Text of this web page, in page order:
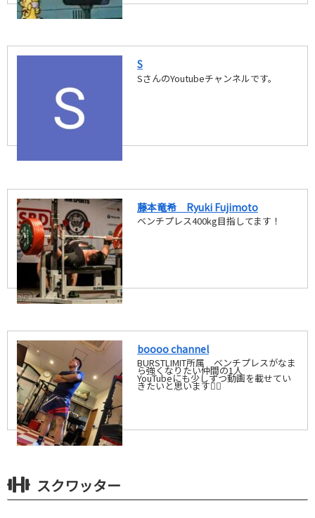
S
SさんのYoutubeチャンネルです。
藤本竜希 Ryuki Fujimoto
ベンチプレス400kg目指してます！
boooo channel
BURSTLIMIT所属 ベンチプレスがなま
ら強くなりたい仲間の1人
YouTubeにも少しずつ動画を載せてい
きたいと思います🙇‍♂️
スクワッター